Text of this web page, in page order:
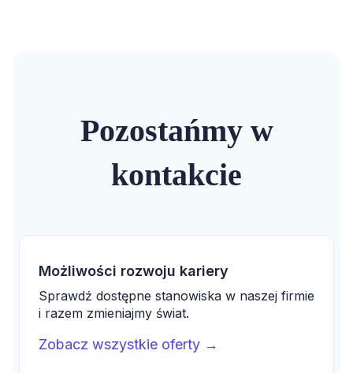
Pozostańmy w
kontakcie
Możliwości rozwoju kariery
Sprawdź dostępne stanowiska w naszej firmie
i razem zmieniajmy świat.
Zobacz wszystkie oferty →